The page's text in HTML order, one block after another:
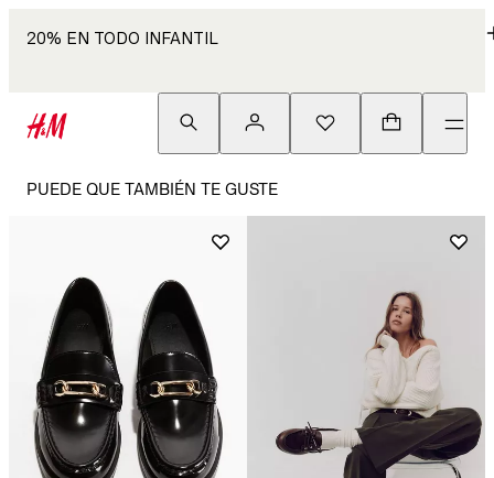
20% EN TODO INFANTIL
PUEDE QUE TAMBIÉN TE GUSTE